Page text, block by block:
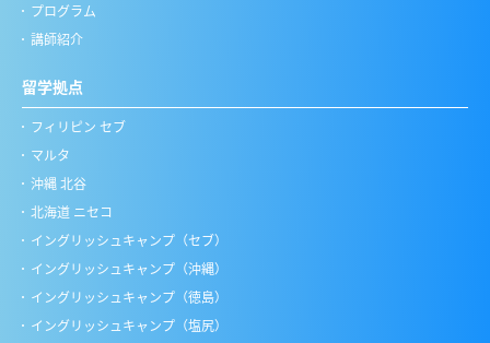
プログラム
講師紹介
留学拠点
フィリピン セブ
マルタ
沖縄 北谷
北海道 ニセコ
イングリッシュキャンプ（セブ）
イングリッシュキャンプ（沖縄）
イングリッシュキャンプ（徳島）
イングリッシュキャンプ（塩尻）